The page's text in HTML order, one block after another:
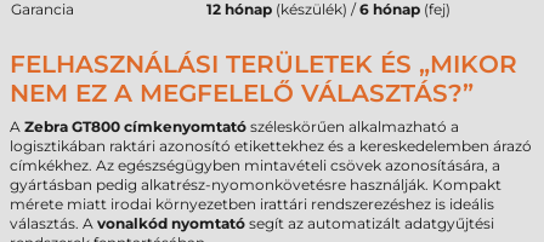
Garancia
12 hónap (készülék) /6 hónap (fej)
FELHASZNÁLÁSI TERÜLETEK ÉS „MIKOR
NEM EZ A MEGFELELŐ VÁLASZTÁS?”
A Zebra GT800 címkenyomtató széleskörűen alkalmazható a
logisztikában raktári azonosító etikettekhez és a kereskedelemben árazó
címkékhez. Az egészségügyben mintavételi csövek azonosítására, a
gyártásban pedig alkatrész-nyomonkövetésre használják. Kompakt
mérete miatt irodai környezetben irattári rendszerezéshez is ideális
választás. A vonalkód nyomtató segít az automatizált adatgyűjtési